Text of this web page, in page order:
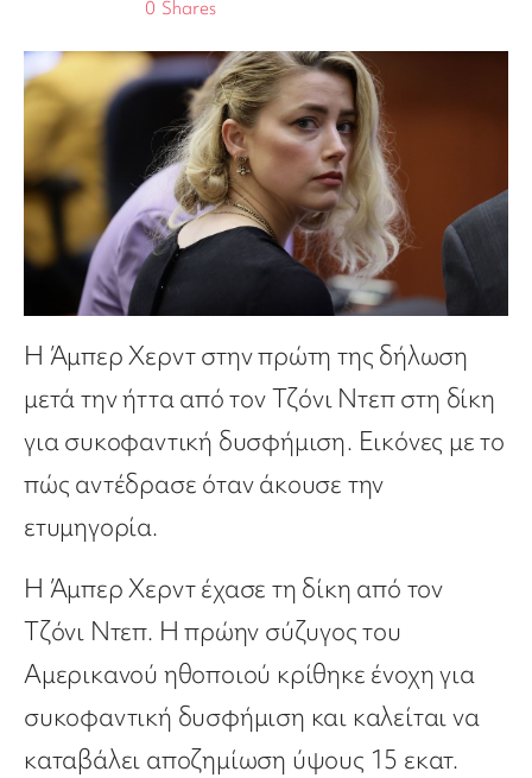
Shares
0
Η Άμπερ Χερντ στην πρώτη της δήλωση
μετά την ήττα από τον Τζόνι Ντεπ στη δίκη
για συκοφαντική δυσφήμιση. Εικόνες με το
πώς αντέδρασε όταν άκουσε την
ετυμηγορία.
Η Άμπερ Χερντ έχασε τη δίκη από τον
Τζόνι Ντεπ. Η πρώην σύζυγος του
Αμερικανού ηθοποιού κρίθηκε ένοχη για
συκοφαντική δυσφήμιση και καλείται να
καταβάλει αποζημίωση ύψους 15 εκατ.